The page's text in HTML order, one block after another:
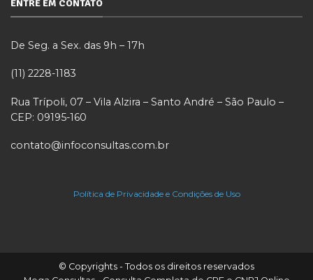
ENTRE EM CONTATO
De Seg. a Sex. das 9h – 17h
(11) 2228-1183
Rua Trípoli, 07 – Vila Alzira – Santo André – São Paulo –
CEP: 09195-160
contato@infoconsultas.com.br
Política de Privacidade e Condições de Uso
© Copyrights - Todos os direitos reservados